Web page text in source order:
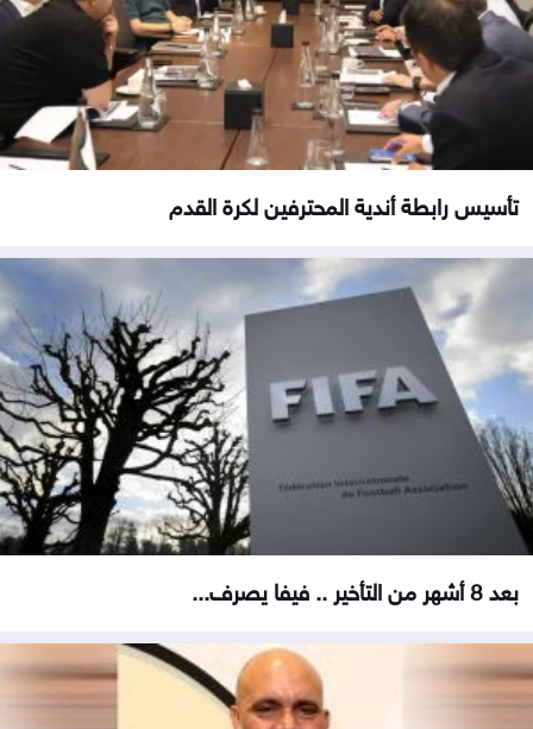
تأسيس رابطة أندية المحترفين لكرة القدم
بعد 8 أشهر من التأخير .. فيفا يصرف...